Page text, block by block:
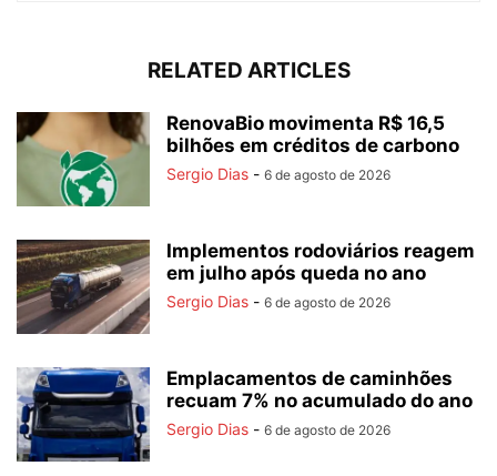
RELATED ARTICLES
RenovaBio movimenta R$ 16,5
bilhões em créditos de carbono
Sergio Dias - 6 de agosto de 2026
Implementos rodoviários reagem
em julho após queda no ano
Sergio Dias - 6 de agosto de 2026
Emplacamentos de caminhões
recuam 7% no acumulado do ano
Sergio Dias - 6 de agosto de 2026